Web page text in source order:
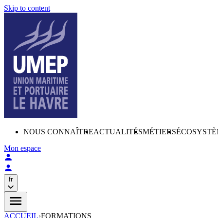
Skip to content
NOUS CONNAÎTREACTUALITÉSMÉTIERS
Mon espace
fr
ACCUEIL›FORMATIONS